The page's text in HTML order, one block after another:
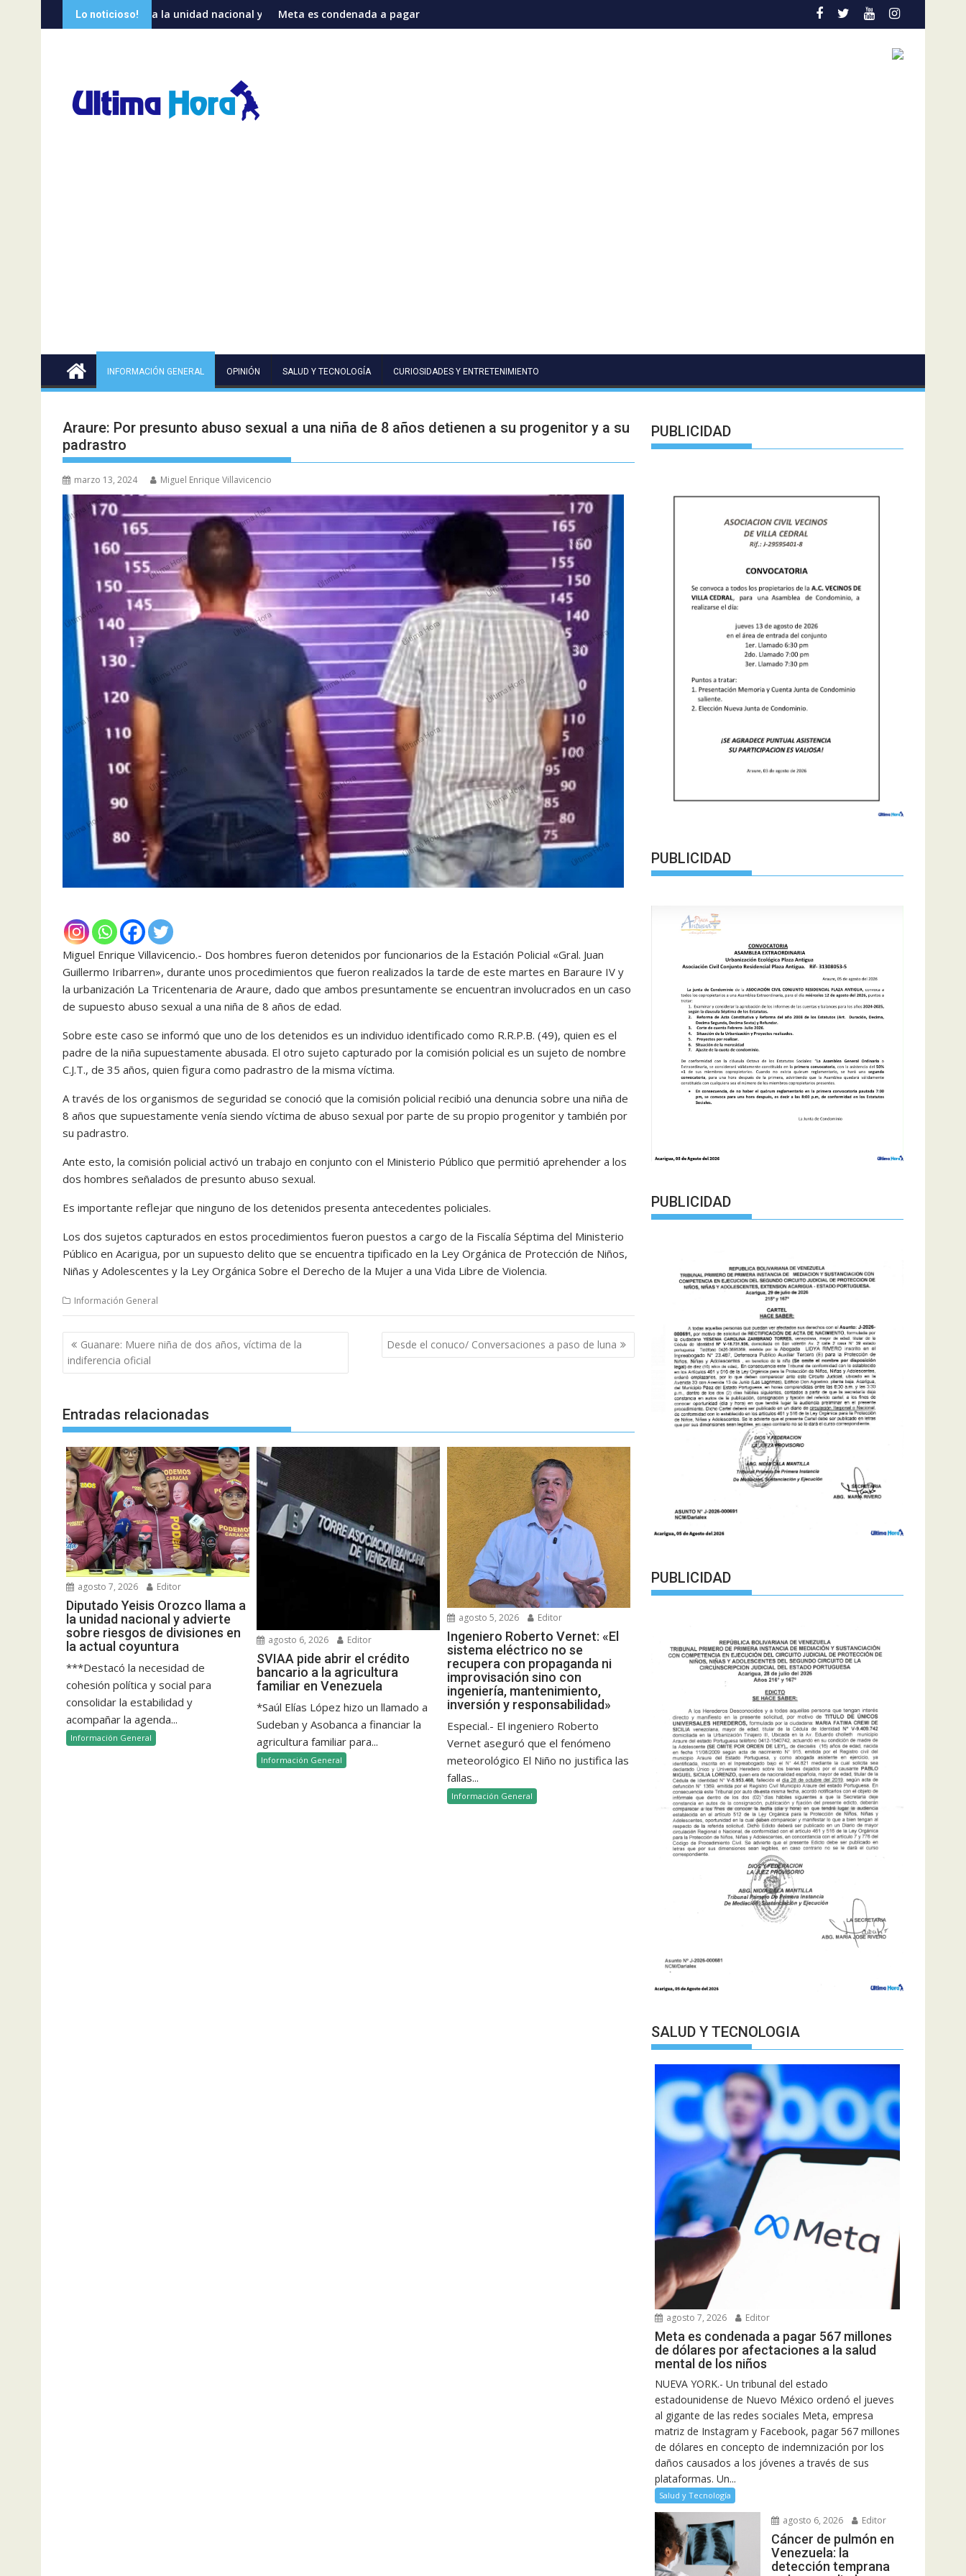
al
Lo noticioso!
a la unidad nacional y advierte sobre riesgos de divisiones en la actual coyuntura
Meta es condenada a pagar 567 millones de dólares por afectaciones a la salud mental de los niños Gobierno y oposición de Venezuela instalan un
INFORMACIÓN GENERAL OPINIÓN SALUD Y TECNOLOGÍA CURIOSIDADES Y ENTRETENIMIENTO
Araure: Por presunto abuso sexual a una niña de 8 años detienen a su progenitor y a su
padrastro
marzo 13, 2024 Miguel Enrique Villavicencio
Miguel Enrique Villavicencio.- Dos hombres fueron detenidos por funcionarios de la Estación Policial «Gral. Juan
Guillermo Iribarren», durante unos procedimientos que fueron realizados la tarde de este martes en Baraure IV y
la urbanización La Tricentenaria de Araure, dado que ambos presuntamente se encuentran involucrados en un caso
de supuesto abuso sexual a una niña de 8 años de edad.
Sobre este caso se informó que uno de los detenidos es un individuo identificado como R.R.P.B. (49), quien es el
padre de la niña supuestamente abusada. El otro sujeto capturado por la comisión policial es un sujeto de nombre
C.J.T., de 35 años, quien figura como padrastro de la misma víctima.
A través de los organismos de seguridad se conoció que la comisión policial recibió una denuncia sobre una niña de
8 años que supuestamente venía siendo víctima de abuso sexual por parte de su propio progenitor y también por
su padrastro.
Ante esto, la comisión policial activó un trabajo en conjunto con el Ministerio Público que permitió aprehender a los
dos hombres señalados de presunto abuso sexual.
Es importante reflejar que ninguno de los detenidos presenta antecedentes policiales.
Los dos sujetos capturados en estos procedimientos fueron puestos a cargo de la Fiscalía Séptima del Ministerio
Público en Acarigua, por un supuesto delito que se encuentra tipificado en la Ley Orgánica de Protección de Niños,
Niñas y Adolescentes y la Ley Orgánica Sobre el Derecho de la Mujer a una Vida Libre de Violencia.
Información General
Navegación
de
entradas
Guanare: Muere niña de dos años, víctima de la
indiferencia oficial
Desde el conuco/ Conversaciones a paso de luna
Entradas relacionadas
agosto 7, 2026 Editor
Diputado Yeisis Orozco llama a
la unidad nacional y advierte
sobre riesgos de divisiones en
la actual coyuntura
***Destacó la necesidad de
cohesión política y social para
consolidar la estabilidad y
acompañar la agenda...
Información General
agosto 6, 2026 Editor
SVIAA pide abrir el crédito
bancario a la agricultura
familiar en Venezuela
*Saúl Elías López hizo un llamado a
Sudeban y Asobanca a financiar la
agricultura familiar para...
Información General
agosto 5, 2026 Editor
Ingeniero Roberto Vernet: «El
sistema eléctrico no se
recupera con propaganda ni
improvisación sino con
ingeniería, mantenimiento,
inversión y responsabilidad»
Especial.- El ingeniero Roberto
Vernet aseguró que el fenómeno
meteorológico El Niño no justifica las
fallas...
Información General
PUBLICIDAD
PUBLICIDAD
PUBLICIDAD
PUBLICIDAD
SALUD Y TECNOLOGIA
agosto 7, 2026 Editor
Meta es condenada a pagar 567 millones
de dólares por afectaciones a la salud
mental de los niños
NUEVA YORK.- Un tribunal del estado
estadounidense de Nuevo México ordenó el jueves
al gigante de las redes sociales Meta, empresa
matriz de Instagram y Facebook, pagar 567 millones
de dólares en concepto de indemnización por los
daños causados a los jóvenes a través de sus
plataformas. Un...
Salud y Tecnología
agosto 6, 2026 Editor
Cáncer de pulmón en
Venezuela: la
detección temprana